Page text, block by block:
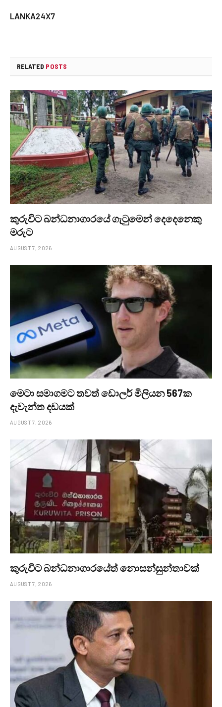
LANKA24X7
RELATED POSTS
කුරුවිට බන්ධනාගාරයේ ගැටුමෙන් දෙදෙනෙකු
මරුට
AUGUST 7, 2026
මෙටා සමාගමට තවත් ඩොලර් මිලියන 567ක
දැවැන්ත දඩයක්
AUGUST 7, 2026
කුරුවිට බන්ධනාගාරයේත් නොසන්සුන්තාවක්
AUGUST 7, 2026